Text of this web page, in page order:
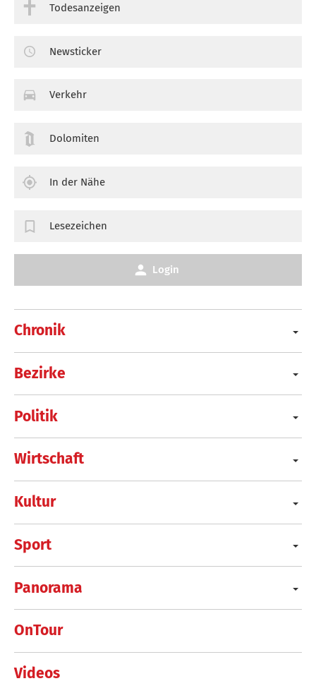
Chronik
Bezirke
Politik
Wirtschaft
Kultur
Sport
Panorama
OnTour
Videos
Todesanzeigen
Newsticker
Verkehr
Dolomiten
In der Nähe
Lesezeichen
Login